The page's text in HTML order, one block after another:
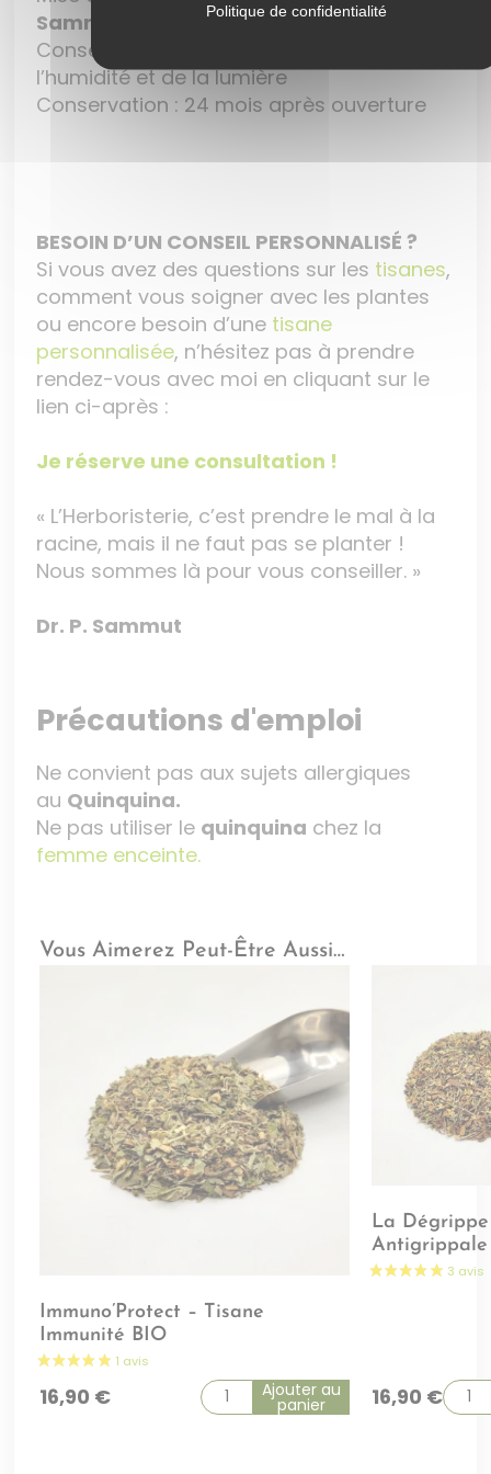
Sammut
Conserver
l’humidité et de la lumière
Conservation : 24 mois après ouverture
BESOIN D’UN CONSEIL PERSONNALISÉ ?
Si vous avez des questions sur les tisanes,
comment vous soigner avec les plantes
ou encore besoin d’une tisane
personnalisée, n’hésitez pas à prendre
rendez-vous avec moi en cliquant sur le
lien ci-après :
Je réserve une consultation !
« L’Herboristerie, c’est prendre le mal à la
racine, mais il ne faut pas se planter !
Nous sommes là pour vous conseiller. »
Dr. P. Sammut
Précautions d'emploi
Ne convient pas aux sujets allergiques
au Quinquina.
Ne pas utiliser le quinquina chez la
femme enceinte.
Vous Aimerez Peut-Être Aussi…
Immuno’Protect – Tisane
Immunité BIO
16,90 € Ajouter au
panier
La
Antigrippale
16,90 €
Politique de confidentialité